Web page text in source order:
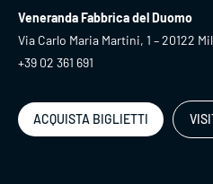
Veneranda Fabbrica del Duomo
Via Carlo Maria Martini, 1 – 20122
+39 02 361 691
ACQUISTA BIGLIETTI